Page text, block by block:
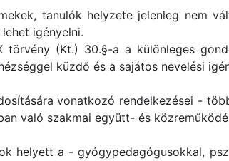
tanulók helyzete jelenleg nem
igényelni.
törvény (Kt.) 30.§-a a különleges
küzdő és a sajátos nevelési
vonatkozó rendelkezései -
való szakmai együtt- és
helyett a - gyógypedagógusokkal,